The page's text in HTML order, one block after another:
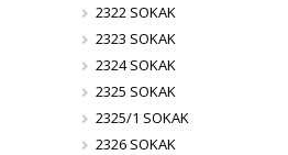
2322 SOKAK
2323 SOKAK
2324 SOKAK
2325 SOKAK
2325/1 SOKAK
2326 SOKAK